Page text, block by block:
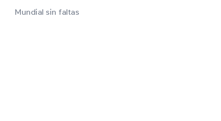
Mundial sin faltas